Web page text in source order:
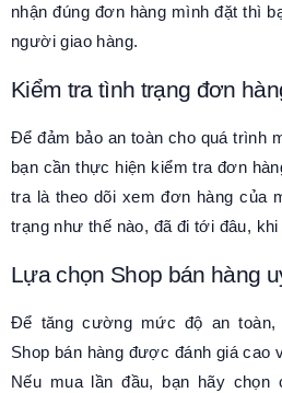
nhận đúng đơn hàng mình đặt thì
người giao hàng.
Kiểm tra tình trạng đơn
Để đảm bảo an toàn cho quá trình
bạn cần thực hiện kiểm tra đơn
tra là theo dõi xem đơn hàng của
trạng như thế nào, đã đi tới đâu,
Lựa chọn Shop bán hàng
Để tăng cường mức độ an
Shop bán hàng được đánh giá cao
Nếu mua lần đầu, bạn hãy chọn